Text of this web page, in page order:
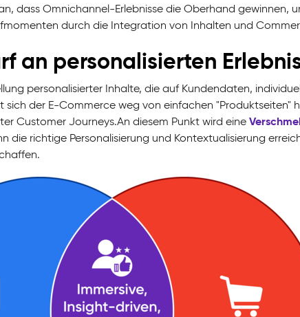
dass Omnichannel-Erlebnisse die Oberhand gewinnen,
durch die Integration von Inhalten und
an personalisierten
personalisierter Inhalte, die auf Kundendaten,
sich der E-Commerce weg von einfachen "Produktseiten"
Customer Journeys.An diesem Punkt wird eine
die richtige Personalisierung und Kontextualisierung